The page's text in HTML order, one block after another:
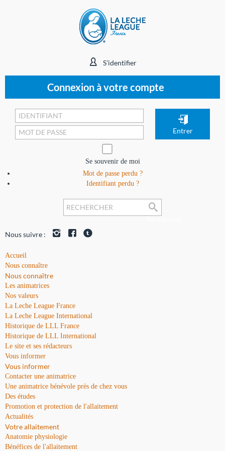
S'identifier
Connexion à votre compte
Se souvenir de moi
Mot de passe perdu ?
Identifiant perdu ?
Nous suivre :
Accueil
Nous connaître
Nous connaître
Les animatrices
Nos valeurs
La Leche League France
La Leche League International
Historique de LLL France
Historique de LLL International
Le site et ses rédacteurs
Vous informer
Vous informer
Contacter une animatrice
Une animatrice bénévole près de chez vous
Des études
Promotion et protection de l'allaitement
Actualités
Votre allaitement
Anatomie physiologie
Bénéfices de l'allaitement